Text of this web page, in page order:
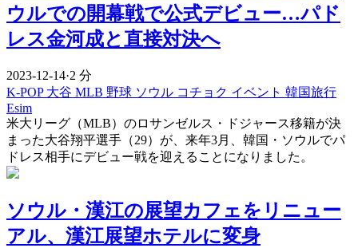
ウルでの開幕戦で公式デビュー…パド
レス金河成と直接対決へ
2023-12-14·2 分
K-POP 大谷 MLB 野球 ソウル コチョク イベント 韓国旅行
Esim
米大リーグ（MLB）のロサンゼルス・ドジャース移籍が決
まった大谷翔平選手（29）が、来年3月、韓国・ソウルでパ
ドレス相手にデビュー戦を迎えることになりました。
ソウル・漢江の展望カフェをリニュー
アル、漢江展望ホテルに変身